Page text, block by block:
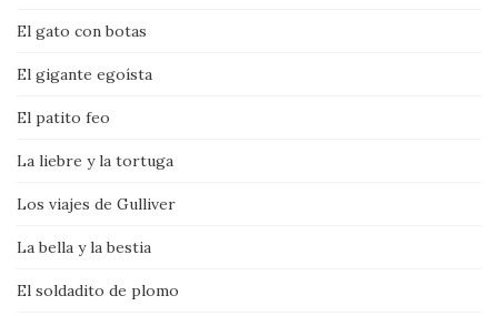
El gato con botas
El gigante egoísta
El patito feo
La liebre y la tortuga
Los viajes de Gulliver
La bella y la bestia
El soldadito de plomo